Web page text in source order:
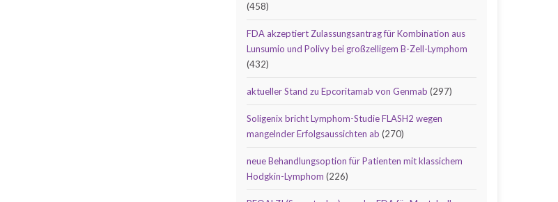
(458)
FDA akzeptiert Zulassungsantrag für Kombination aus
Lunsumio und Polivy bei großzelligem B-Zell-Lymphom
(432)
aktueller Stand zu Epcoritamab von Genmab (297)
Soligenix bricht Lymphom-Studie FLASH2 wegen
mangelnder Erfolgsaussichten ab (270)
neue Behandlungsoption für Patienten mit klassichem
Hodgkin-Lymphom (226)